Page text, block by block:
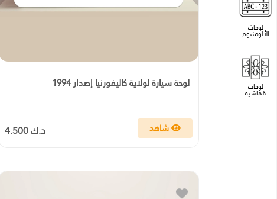
لوحات
الألومنيوم
لوحات
قماشيه
لوحة سيارة لولاية كاليفورنيا إصدار 1994
د.ك 4.500 شاهد